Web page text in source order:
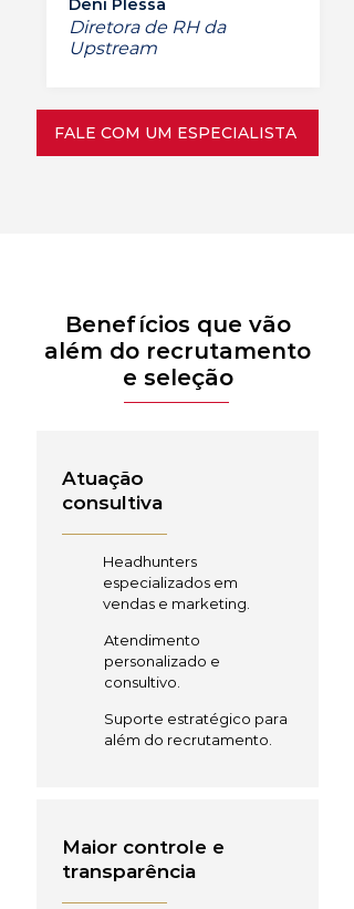
Deni Plessa
Diretora de RH da
Upstream
FALE COM UM ESPECIALISTA
Benefícios que vão
além do recrutamento
e seleção
Atuação
consultiva
Headhunters
especializados em
vendas e marketing.
Atendimento
personalizado e
consultivo.
Suporte estratégico para
além do recrutamento.
Maior controle e
transparência